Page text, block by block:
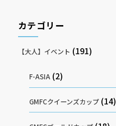
カテゴリー
【大人】イベント (191)
F-ASIA (2)
GMFCクイーンズカップ (14)